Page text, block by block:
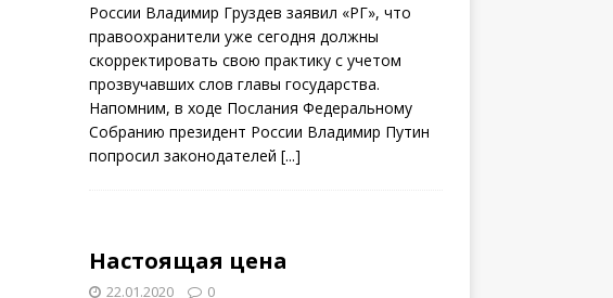
России Владимир Груздев заявил «РГ», что
правоохранители уже сегодня должны
скорректировать свою практику с учетом
прозвучавших слов главы государства.
Напомним, в ходе Послания Федеральному
Собранию президент России Владимир Путин
попросил законодателей [...]
Настоящая цена
22.01.2020 0